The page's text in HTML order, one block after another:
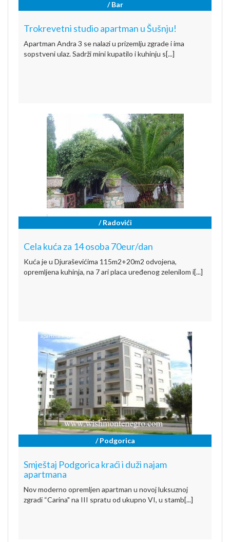
/ Bar
Trokrevetni studio apartman u Šušnju!
Apartman Andra 3 se nalazi u prizemlju zgrade i ima
sopstveni ulaz. Sadrži mini kupatilo i kuhinju s[...]
/ Radovići
Cela kuća za 14 osoba 70eur/dan
Kuća je u Djuraševićima 115m2+20m2 odvojena,
opremljena kuhinja, na 7 ari placa uređenog zelenilom i[...]
/ Podgorica
Smještaj Podgorica kraći i duži najam
apartmana
Nov moderno opremljen apartman u novoj luksuznoj
zgradi “Carina" na III spratu od ukupno VI, u stamb[...]